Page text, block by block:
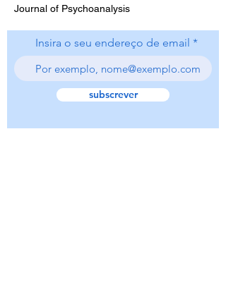
Journal of Psychoanalysis
Insira o seu endereço de email
subscrever